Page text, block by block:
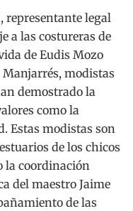
representante legal
a las costureras de
de Eudis Mozo
Manjarrés, modistas
demostrado la
como la
Estas modistas son
de los chicos
la coordinación
del maestro Jaime
de las